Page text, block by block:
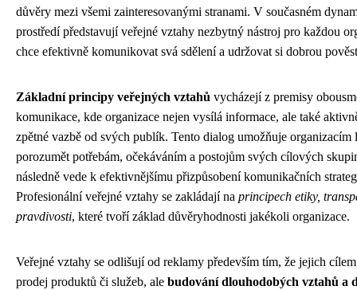
důvěry mezi všemi zainteresovanými stranami. V současném
prostředí představují veřejné vztahy nezbytný nástroj pro každou
chce efektivně komunikovat svá sdělení a udržovat si dobrou
Základní principy veřejných vztahů vycházejí z premisy
komunikace, kde organizace nejen vysílá informace, ale také
zpětné vazbě od svých publík. Tento dialog umožňuje organizacím
porozumět potřebám, očekáváním a postojům svých cílových
následně vede k efektivnějšímu přizpůsobení komunikačních
Profesionální veřejné vztahy se zakládají na principech etiky,
pravdivosti, které tvoří základ důvěryhodnosti jakékoli organizace.
Veřejné vztahy se odlišují od reklamy především tím, že jejich
prodej produktů či služeb, ale budování dlouhodobých vztahů a